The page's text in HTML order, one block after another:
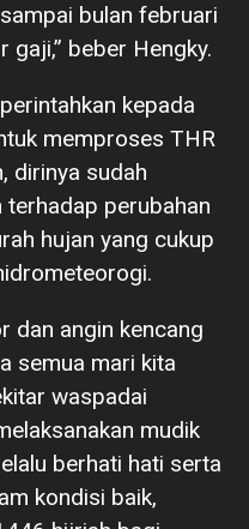
bulan februari
gaji,” beber Hengky.
kepada
memproses THR
dirinya sudah
perubahan
hujan yang cukup
dan angin kencang
semua mari kita
waspadai
mudik
berhati hati serta
kondisi baik,